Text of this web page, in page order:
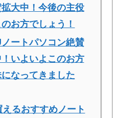
大中！今後の主役
お方でしょう！
ートパソコン絶賛
いよいよこのお方
なってきました
るおすすめノート